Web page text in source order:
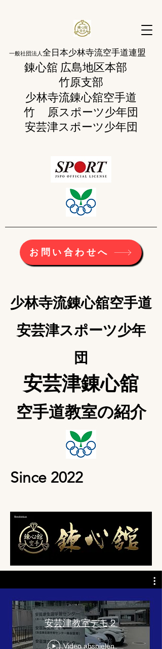
一般社団法人全日本少林寺流空手道連盟
錬心舘 広島地区本部
​竹原支部
少林寺流錬心舘空手道
竹 原スポーツ少年団
​安芸津スポーツ少年団
お問い合わせへ
少林寺流錬心舘空手道
安芸津​スポーツ少年
団
安芸津錬心舘
空手道教室の紹介
Since 2022
安芸津教室デモ２
Video abspielen